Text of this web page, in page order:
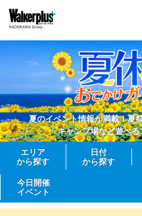
夏のイベント情報が満載！夏
キャンプ場など遊べ
エリア
から探す
日付
から探す
今日開催
イベント